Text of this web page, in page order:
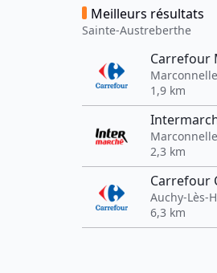
Meilleurs résultats
Sainte-Austreberthe
Carrefour
Marconnelle
1,9 km
Marconnelle
2,3 km
Carrefour
Auchy-Lès-
6,3 km